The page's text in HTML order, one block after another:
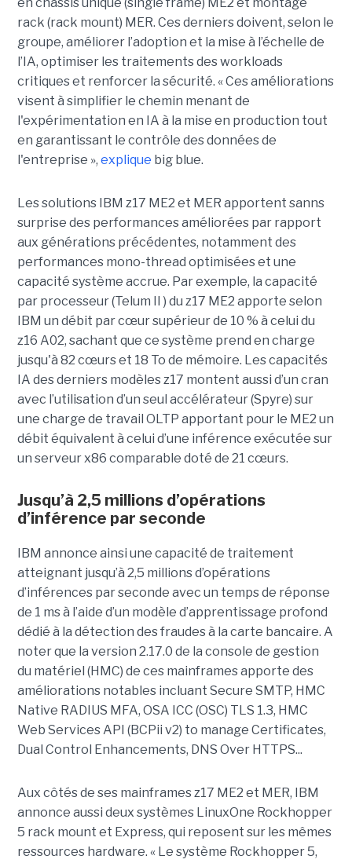
en châssis unique (single frame) ME2 et montage
rack (rack mount) MER. Ces derniers doivent, selon le
groupe, améliorer l’adoption et la mise à l’échelle de
l’IA, optimiser les traitements des workloads
critiques et renforcer la sécurité. « Ces améliorations
visent à simplifier le chemin menant de
l'expérimentation en IA à la mise en production tout
en garantissant le contrôle des données de
l'entreprise », explique big blue.
Les solutions IBM z17 ME2 et MER apportent sanns
surprise des performances améliorées par rapport
aux générations précédentes, notamment des
performances mono-thread optimisées et une
capacité système accrue. Par exemple, la capacité
par processeur (Telum II ) du z17 ME2 apporte selon
IBM un débit par cœur supérieur de 10 % à celui du
z16 A02, sachant que ce système prend en charge
jusqu'à 82 cœurs et 18 To de mémoire. Les capacités
IA des derniers modèles z17 montent aussi d’un cran
avec l’utilisation d’un seul accélérateur (Spyre) sur
une charge de travail OLTP apportant pour le ME2 un
débit équivalent à celui d’une inférence exécutée sur
un serveur x86 comparable doté de 21 cœurs.
Jusqu’à 2,5 millions d’opérations
d’inférence par seconde
IBM annonce ainsi une capacité de traitement
atteignant jusqu’à 2,5 millions d’opérations
d’inférences par seconde avec un temps de réponse
de 1 ms à l’aide d’un modèle d’apprentissage profond
dédié à la détection des fraudes à la carte bancaire. A
noter que la version 2.17.0 de la console de gestion
du matériel (HMC) de ces mainframes apporte des
améliorations notables incluant Secure SMTP, HMC
Native RADIUS MFA, OSA ICC (OSC) TLS 1.3, HMC
Web Services API (BCPii v2) to manage Certificates,
Dual Control Enhancements, DNS Over HTTPS...
Aux côtés de ses mainframes z17 ME2 et MER, IBM
annonce aussi deux systèmes LinuxOne Rockhopper
5 rack mount et Express, qui reposent sur les mêmes
ressources hardware. « Le système Rockhopper 5,